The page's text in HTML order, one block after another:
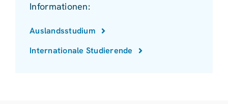
Informationen:
Auslandsstudium
Internationale Studierende